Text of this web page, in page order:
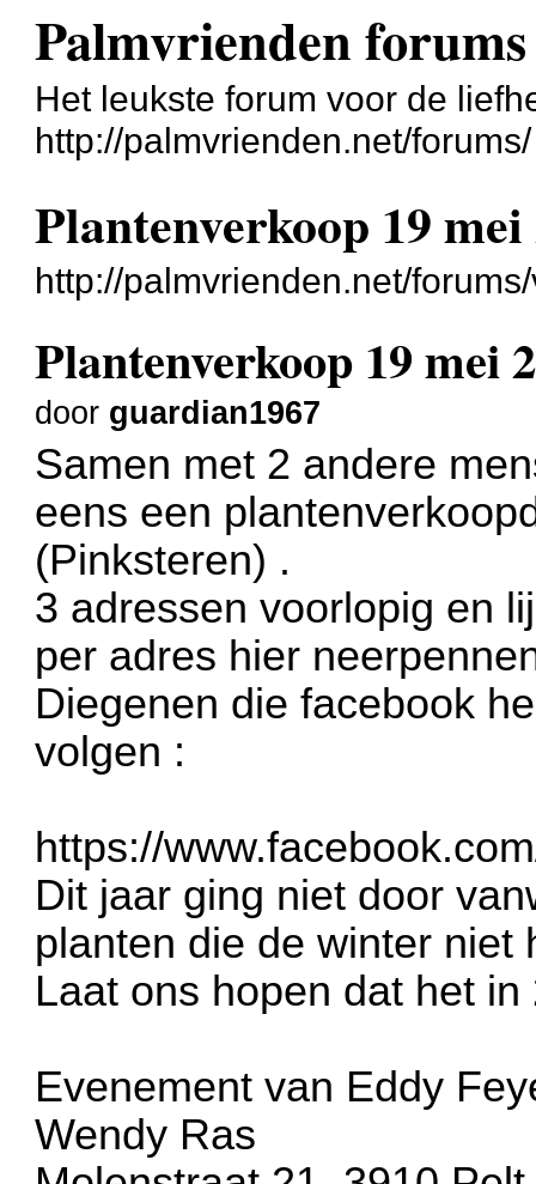
Palmvrienden forums
Het leukste forum voor de
http://palmvrienden.net/forums/
Plantenverkoop 19 mei
http://palmvrienden.net/
Plantenverkoop 19 mei
door guardian1967
Samen met 2 andere
eens een
(Pinksteren) .
3 adressen voorlopig en
per adres hier
Diegenen die facebook
volgen :
https://
Dit jaar ging niet door
planten die de winter niet
Laat ons hopen dat het
Evenement van Eddy
Wendy Ras